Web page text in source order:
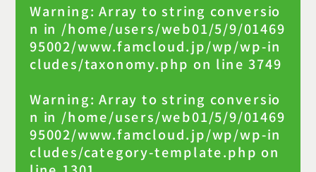
Warning: Array to string conversio
n in /home/users/web01/5/9/01469
95002/www.famcloud.jp/wp/wp-in
cludes/taxonomy.php on line3749
Warning: Array to string conversio
n in /home/users/web01/5/9/01469
95002/www.famcloud.jp/wp/wp-in
cludes/category-template.php on